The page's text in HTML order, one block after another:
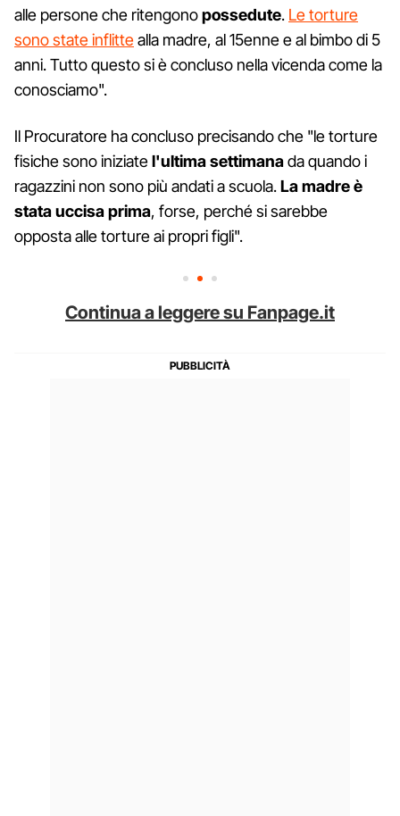
alle persone che ritengonopossedute. Le torture
sono state inflittealla madre, al 15enne e al bimbo di 5
anni. Tutto questo si è concluso nella vicenda come la
conosciamo".
Il Procuratore ha concluso precisando che "le torture
fisiche sono iniziatel'ultima settimanada quando i
ragazzini non sono più andati a scuola.La madre è
stata uccisa prima, forse, perché si sarebbe
opposta alle torture ai propri figli".
Continua a leggere su Fanpage.it